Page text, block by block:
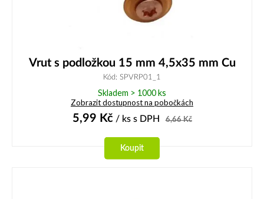
Vrut s podložkou 15 mm 4,5x35 mm Cu
Kód: SPVRP01_1
Skladem > 1000 ks
Zobrazit dostupnost na pobočkách
5,99 Kč/ ks s DPH 6,66Kč
Koupit